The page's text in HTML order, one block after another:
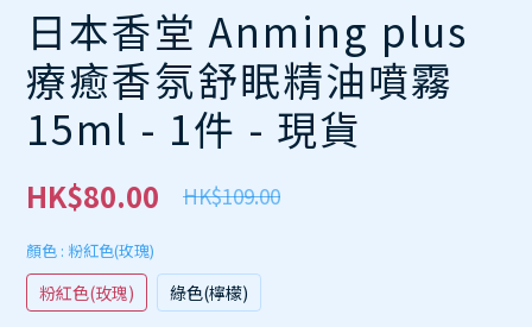
日本香堂 Anming plus
療癒香氛舒眠精油噴霧
15ml - 1件 - 現貨
HK$80.00 HK$109.00
顏色 : 粉紅色(玫瑰)
粉紅色(玫瑰) 綠色(檸檬)